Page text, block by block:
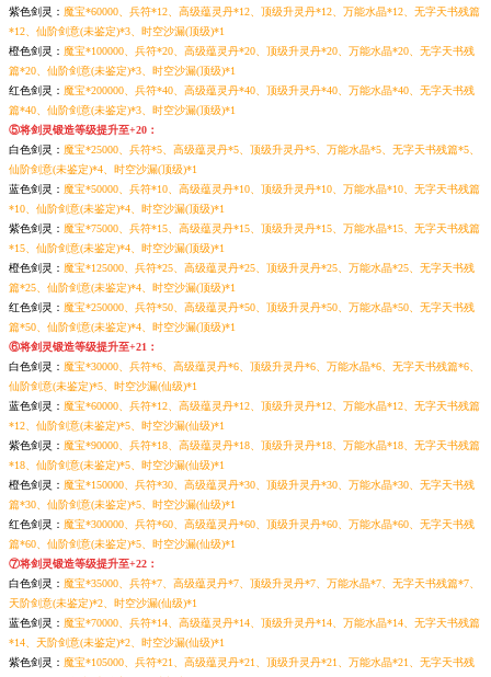
紫色剑灵： 魔宝*60000、兵符*12、高级蕴灵丹*12、顶级升灵丹*12、万能水晶*12、无字天书残篇
*12、仙阶剑意(未鉴定)*3、时空沙漏(顶级)*1
橙色剑灵： 魔宝*100000、兵符*20、高级蕴灵丹*20、顶级升灵丹*20、万能水晶*20、无字天书残
篇*20、仙阶剑意(未鉴定)*3、时空沙漏(顶级)*1
红色剑灵： 魔宝*200000、兵符*40、高级蕴灵丹*40、顶级升灵丹*40、万能水晶*40、无字天书残
篇*40、仙阶剑意(未鉴定)*3、时空沙漏(顶级)*1
⑤将剑灵锻造等级提升至+20：
白色剑灵： 魔宝*25000、兵符*5、高级蕴灵丹*5、顶级升灵丹*5、万能水晶*5、无字天书残篇*5、
仙阶剑意(未鉴定)*4、时空沙漏(顶级)*1
蓝色剑灵： 魔宝*50000、兵符*10、高级蕴灵丹*10、顶级升灵丹*10、万能水晶*10、无字天书残篇
*10、仙阶剑意(未鉴定)*4、时空沙漏(顶级)*1
紫色剑灵： 魔宝*75000、兵符*15、高级蕴灵丹*15、顶级升灵丹*15、万能水晶*15、无字天书残篇
*15、仙阶剑意(未鉴定)*4、时空沙漏(顶级)*1
橙色剑灵： 魔宝*125000、兵符*25、高级蕴灵丹*25、顶级升灵丹*25、万能水晶*25、无字天书残
篇*25、仙阶剑意(未鉴定)*4、时空沙漏(顶级)*1
红色剑灵： 魔宝*250000、兵符*50、高级蕴灵丹*50、顶级升灵丹*50、万能水晶*50、无字天书残
篇*50、仙阶剑意(未鉴定)*4、时空沙漏(顶级)*1
⑥将剑灵锻造等级提升至+21：
白色剑灵： 魔宝*30000、兵符*6、高级蕴灵丹*6、顶级升灵丹*6、万能水晶*6、无字天书残篇*6、
仙阶剑意(未鉴定)*5、时空沙漏(仙级)*1
蓝色剑灵： 魔宝*60000、兵符*12、高级蕴灵丹*12、顶级升灵丹*12、万能水晶*12、无字天书残篇
*12、仙阶剑意(未鉴定)*5、时空沙漏(仙级)*1
紫色剑灵： 魔宝*90000、兵符*18、高级蕴灵丹*18、顶级升灵丹*18、万能水晶*18、无字天书残篇
*18、仙阶剑意(未鉴定)*5、时空沙漏(仙级)*1
橙色剑灵： 魔宝*150000、兵符*30、高级蕴灵丹*30、顶级升灵丹*30、万能水晶*30、无字天书残
篇*30、仙阶剑意(未鉴定)*5、时空沙漏(仙级)*1
红色剑灵： 魔宝*300000、兵符*60、高级蕴灵丹*60、顶级升灵丹*60、万能水晶*60、无字天书残
篇*60、仙阶剑意(未鉴定)*5、时空沙漏(仙级)*1
⑦将剑灵锻造等级提升至+22：
白色剑灵： 魔宝*35000、兵符*7、高级蕴灵丹*7、顶级升灵丹*7、万能水晶*7、无字天书残篇*7、
天阶剑意(未鉴定)*2、时空沙漏(仙级)*1
蓝色剑灵： 魔宝*70000、兵符*14、高级蕴灵丹*14、顶级升灵丹*14、万能水晶*14、无字天书残篇
*14、天阶剑意(未鉴定)*2、时空沙漏(仙级)*1
紫色剑灵： 魔宝*105000、兵符*21、高级蕴灵丹*21、顶级升灵丹*21、万能水晶*21、无字天书残